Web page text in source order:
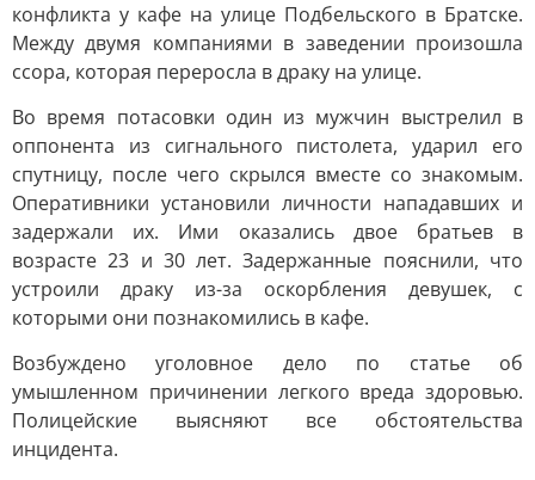
конфликта у кафе на улице Подбельского в Братске.
Между двумя компаниями в заведении произошла
ссора, которая переросла в драку на улице.
Во время потасовки один из мужчин выстрелил в
оппонента из сигнального пистолета, ударил его
спутницу, после чего скрылся вместе со знакомым.
Оперативники установили личности нападавших и
задержали их. Ими оказались двое братьев в
возрасте 23 и 30 лет. Задержанные пояснили, что
устроили драку из-за оскорбления девушек, с
которыми они познакомились в кафе.
Возбуждено уголовное дело по статье об
умышленном причинении легкого вреда здоровью.
Полицейские выясняют все обстоятельства
инцидента.